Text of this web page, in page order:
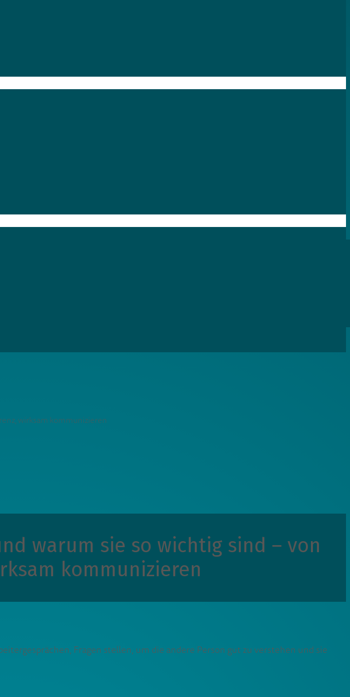
wirksam kommunizieren
warum sie so wichtig sind – von
kommunizieren
Fragen stellen, um die andere Person gut zu verstehen und sie